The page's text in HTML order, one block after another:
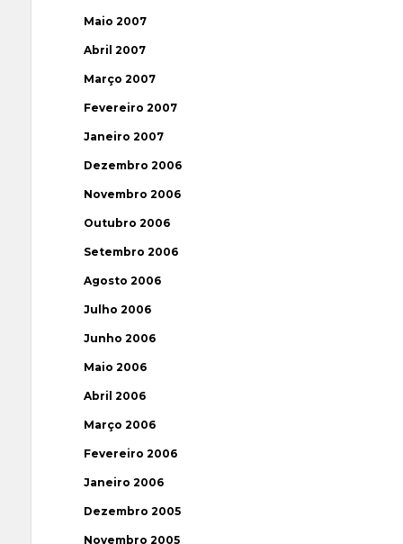
Maio 2007
Abril 2007
Março 2007
Fevereiro 2007
Janeiro 2007
Dezembro 2006
Novembro 2006
Outubro 2006
Setembro 2006
Agosto 2006
Julho 2006
Junho 2006
Maio 2006
Abril 2006
Março 2006
Fevereiro 2006
Janeiro 2006
Dezembro 2005
Novembro 2005